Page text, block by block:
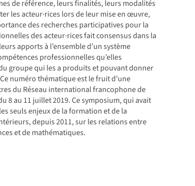
de référence, leurs finalités, leurs modalités
les acteur·rices lors de leur mise en œuvre,
des recherches participatives pour la
des acteur·rices fait consensus dans la
apports à l’ensemble d’un système
professionnelles qu’elles
groupe qui les a produits et pouvant donner
numéro thématique est le fruit d’une
du Réseau international francophone de
8 au 11 juillet 2019. Ce symposium, qui avait
seuls enjeux de la formation et de la
depuis 2011, sur les relations entre
et de mathématiques.